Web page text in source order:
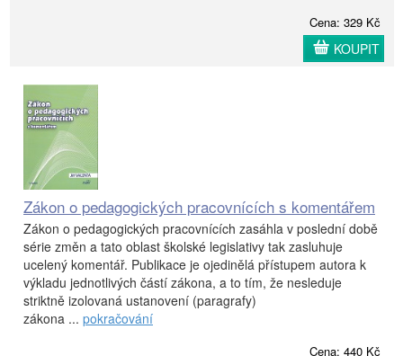
Cena: 329 Kč
KOUPIT
Zákon o pedagogických pracovnících s komentářem
Zákon o pedagogických pracovnících zasáhla v poslední době
série změn a tato oblast školské legislativy tak zasluhuje
ucelený komentář. Publikace je ojedinělá přístupem autora k
výkladu jednotlivých částí zákona, a to tím, že nesleduje
striktně izolovaná ustanovení (paragrafy)
zákona ... pokračování
Cena: 440 Kč